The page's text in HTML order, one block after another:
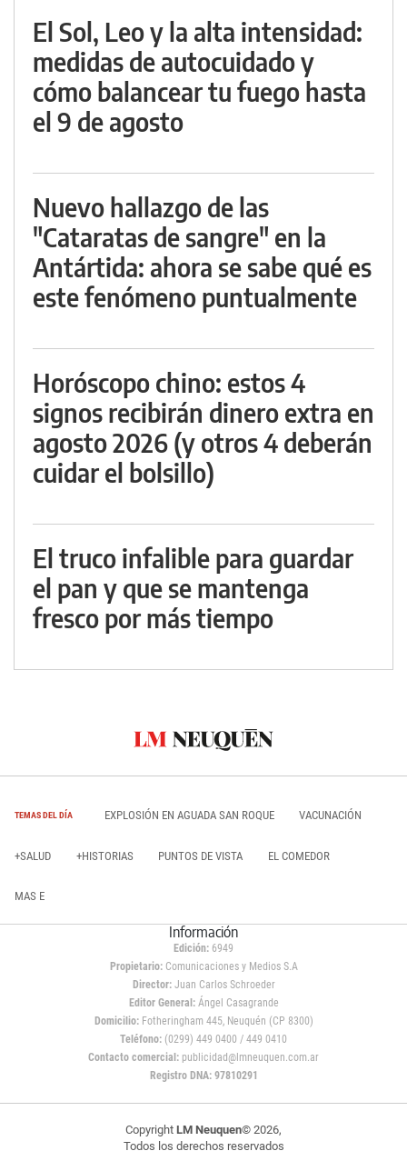
El Sol, Leo y la alta intensidad:
medidas de autocuidado y
cómo balancear tu fuego hasta
el 9 de agosto
Nuevo hallazgo de las
"Cataratas de sangre" en la
Antártida: ahora se sabe qué es
este fenómeno puntualmente
Horóscopo chino: estos 4
signos recibirán dinero extra en
agosto 2026 (y otros 4 deberán
cuidar el bolsillo)
El truco infalible para guardar
el pan y que se mantenga
fresco por más tiempo
TEMAS DEL DÍA EXPLOSIÓN EN AGUADA SAN ROQUE VACUNACIÓN
+SALUD +HISTORIAS PUNTOS DE VISTA EL COMEDOR
MAS E
Información
Edición: 6949
Propietario:Comunicaciones y Medios S.A
Director: Juan Carlos Schroeder
Editor General:Ángel Casagrande
Domicilio:Fotheringham 445, Neuquén (CP 8300)
Teléfono: (0299) 449 0400 / 449 0410
Contacto comercial: publicidad@lmneuquen.com.ar
Registro DNA: 97810291
Copyright LM Neuquen© 2026,
Todos los derechos reservados